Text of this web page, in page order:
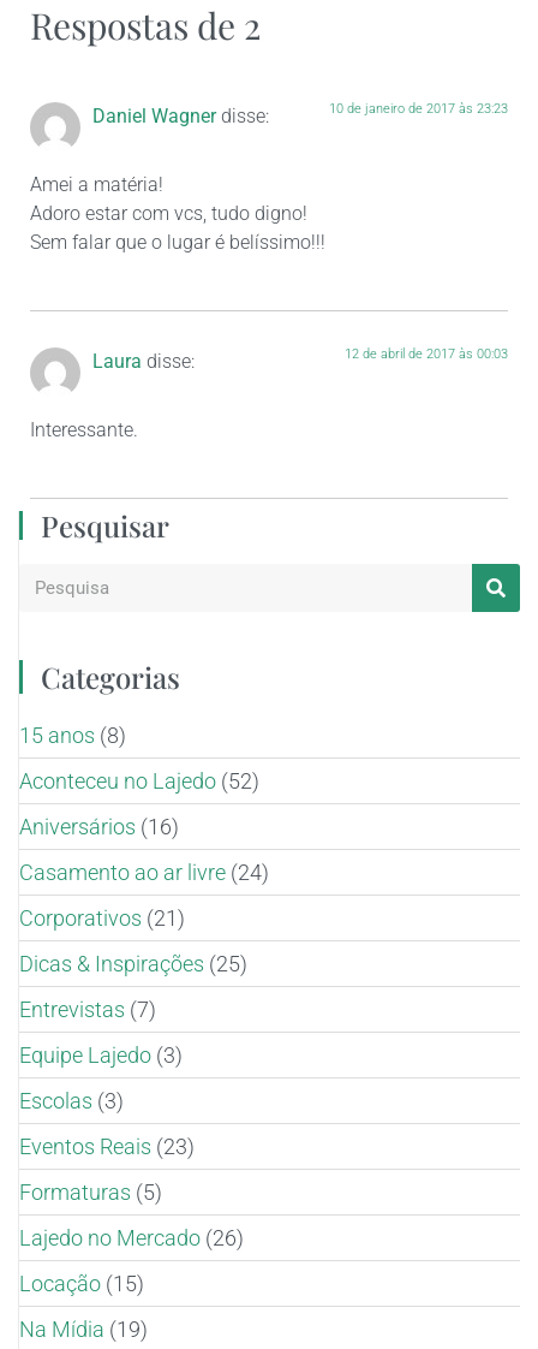
Respostas de 2
Daniel Wagner disse: 10 de janeiro de 2017 às 23:23
Amei a matéria!
Adoro estar com vcs, tudo digno!
Sem falar que o lugar é belíssimo!!!
Laura disse: 12 de abril de 2017 às 00:03
Interessante.
Pesquisar
Categorias
15 anos (8)
Aconteceu no Lajedo (52)
Aniversários (16)
Casamento ao ar livre (24)
Corporativos (21)
Dicas & Inspirações (25)
Entrevistas (7)
Equipe Lajedo (3)
Escolas (3)
Eventos Reais (23)
Formaturas (5)
Lajedo no Mercado (26)
Locação (15)
Na Mídia (19)